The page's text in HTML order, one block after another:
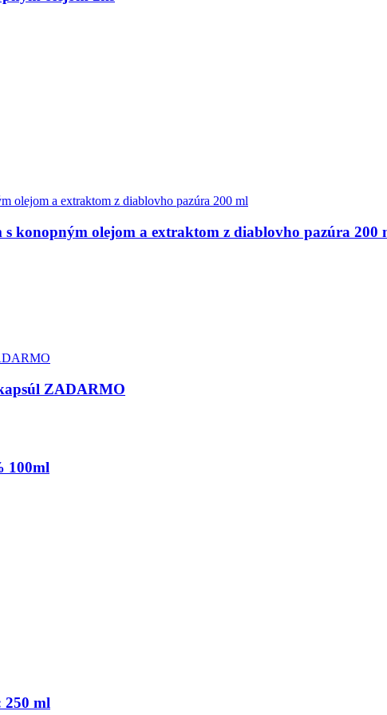
konopným olejom a extraktom z diablovho pazúra 200
ZADARMO
100ml
250 ml